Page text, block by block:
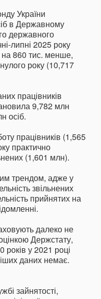
України
в Державному
державного
липні 2025 року
860 тис. менше,
року (10,717
працівників
9,782 млн
осіб.
працівників (1,565
практично
(1,601 млн).
трендом, адже у
звільнених
прийнятих на
далеко не
Держстату,
років у 2021 році
даних немає.
зайнятості,